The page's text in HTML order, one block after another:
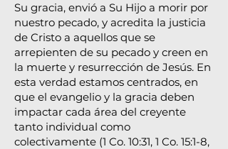
Su gracia, envió a Su Hijo a morir por
nuestro pecado, y acredita la justicia
de Cristo a aquellos que se
arrepienten de su pecado y creen en
la muerte y resurrección de Jesús. En
esta verdad estamos centrados, en
que el evangelio y la gracia deben
impactar cada área del creyente
tanto individual como
colectivamente (1 Co. 10:31, 1 Co. 15:1-8,